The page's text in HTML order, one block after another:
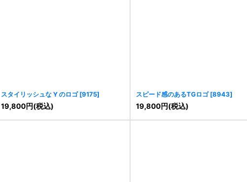
スタイリッシュな Y のロゴ [9175]
19,800円(税込)
スピード感のあるTGロゴ [8943]
19,800円(税込)